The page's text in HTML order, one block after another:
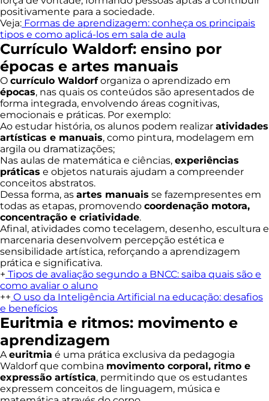
positivamente para a sociedade.
Veja: Formas de aprendizagem: conheça os principais
tipos e como aplicá-los em sala de aula
Currículo Waldorf: ensino por
épocas e artes manuais
O currículo Waldorforganiza o aprendizado em
épocas, nas quais os conteúdos são apresentados de
forma integrada, envolvendo áreas cognitivas,
emocionais e práticas. Por exemplo:
Ao estudar história, os alunos podem realizar atividades
artísticas e manuais, como pintura, modelagem em
argila ou dramatizações;
Nas aulas de matemática e ciências, experiências
práticas e objetos naturais ajudam a compreender
conceitos abstratos.
Dessa forma, as artes manuais se fazempresentes em
todas as etapas, promovendo coordenação motora,
concentração e criatividade.
Afinal, atividades como tecelagem, desenho, escultura e
marcenaria desenvolvem percepção estética e
sensibilidade artística, reforçando a aprendizagem
prática e significativa.
+ Tipos de avaliação segundo a BNCC: saiba quais são e
como avaliar o aluno
++ O uso da Inteligência Artificial na educação: desafios
e benefícios
Euritmia e ritmos: movimento e
aprendizagem
Aeuritmia é uma prática exclusiva da pedagogia
Waldorf que combina movimento corporal, ritmo e
expressão artística, permitindo que os estudantes
expressem conceitos de linguagem, música e